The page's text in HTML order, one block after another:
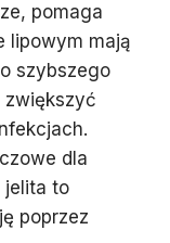
pomaga
lipowym mają
szybszego
zwiększyć
dla
jelita to
poprzez